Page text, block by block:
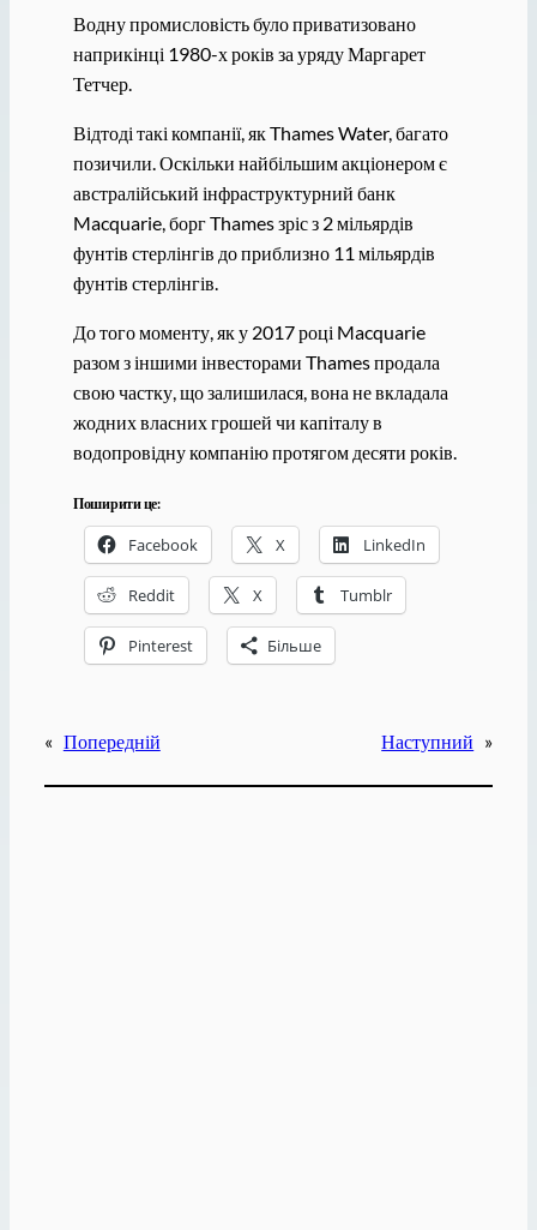
Водну промисловість було приватизовано
наприкінці 1980-х років за уряду Маргарет
Тетчер.
Відтоді такі компанії, як Thames Water, багато
позичили. Оскільки найбільшим акціонером є
австралійський інфраструктурний банк
Macquarie, борг Thames зріс з 2 мільярдів
фунтів стерлінгів до приблизно 11 мільярдів
фунтів стерлінгів.
До того моменту, як у 2017 році Macquarie
разом з іншими інвесторами Thames продала
свою частку, що залишилася, вона не вкладала
жодних власних грошей чи капіталу в
водопровідну компанію протягом десяти років.
Поширити це:
Facebook X LinkedIn
Reddit X Tumblr
Pinterest Більше
« Попередній Наступний »